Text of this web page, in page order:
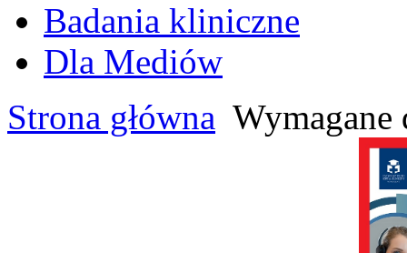
Badania kliniczne
Dla Mediów
Strona główna